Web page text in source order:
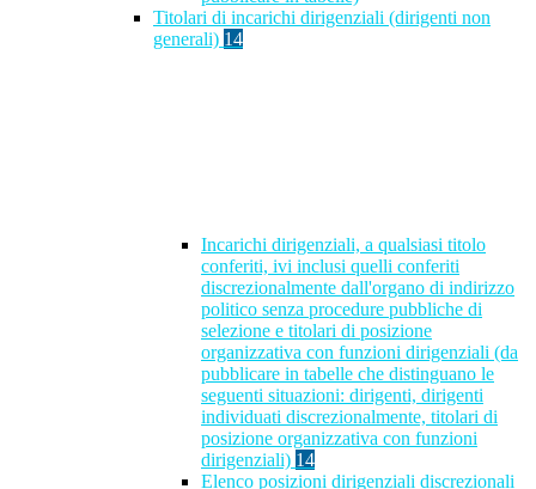
Titolari di incarichi dirigenziali (dirigenti non
generali) 14
Incarichi dirigenziali, a qualsiasi titolo
conferiti, ivi inclusi quelli conferiti
discrezionalmente dall'organo di indirizzo
politico senza procedure pubbliche di
selezione e titolari di posizione
organizzativa con funzioni dirigenziali (da
pubblicare in tabelle che distinguano le
seguenti situazioni: dirigenti, dirigenti
individuati discrezionalmente, titolari di
posizione organizzativa con funzioni
dirigenziali) 14
Elenco posizioni dirigenziali discrezionali